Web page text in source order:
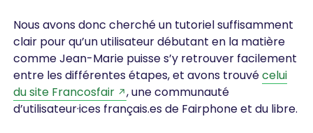
Nous avons donc cherché un tutoriel suffisamment
clair pour qu’un utilisateur débutant en la matière
comme Jean-Marie puisse s’y retrouver facilement
entre les différentes étapes, et avons trouvécelui
du site Francosfair
, une communauté
d’utilisateur·ices français.es de Fairphone et du libre.